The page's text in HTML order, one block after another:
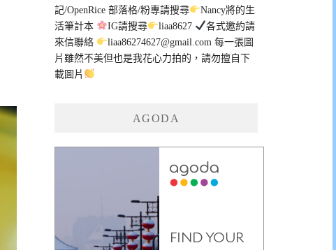
記/OpenRice 部落格/粉專請搜尋
Nancy將的生
活筆計本
IG請搜尋 liaa8627
各式邀約請
來信聯絡
liaa86274627@gmail.com 每一張圖
片雖然不美但也是我花心力拍的，請勿擅自下
載圖片
AGODA